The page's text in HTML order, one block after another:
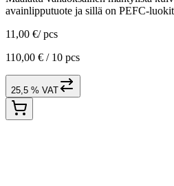
avainlipputuote ja sillä on PEFC-
11,00 €/ pcs
110,00 € / 10 pcs
25,5 % VAT